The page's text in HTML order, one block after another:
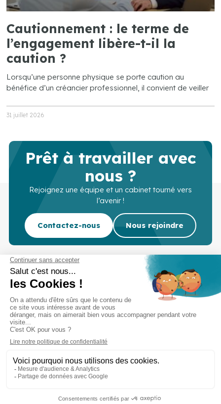
Cautionnement : le terme de
l’engagement libère-t-il la
caution ?
Lorsqu’une personne physique se porte caution au
bénéfice d’un créancier professionnel, il convient de veiller
31 juillet 2026
Prêt à travailler avec
nous ?
Rejoignez une équipe et un cabinet tourné vers
l’avenir !
Contactez-nous Nous rejoindre
Cabinet d’experts-comptables commissaires aux
Services Secteurs